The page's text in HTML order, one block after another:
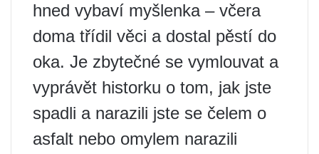
hned vybaví myšlenka – včera
doma třídil věci a dostal pěstí do
oka. Je zbytečné se vymlouvat a
vyprávět historku o tom, jak jste
spadli a narazili jste se čelem o
asfalt nebo omylem narazili